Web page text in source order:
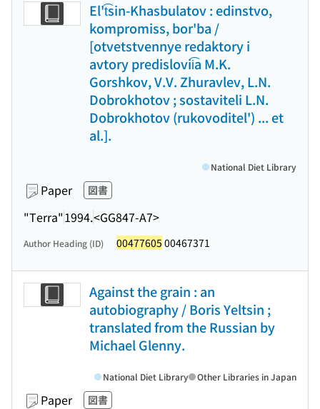
El't͡sin-Khasbulatov : edinstvo,
kompromiss, bor'ba /
[otvetstvennye redaktory i
avtory predislovii͡a M.K.
Gorshkov, V.V. Zhuravlev, L.N.
Dobrokhotov ; sostaviteli L.N.
Dobrokhotov (rukovoditel') ... et
al.].
Paper 図書
"Terra"1994.<GG847-A7>
National Diet Library
Author Heading (ID) 00477605 00467371
Against the grain : an
autobiography / Boris Yeltsin ;
translated from the Russian by
Michael Glenny.
Paper 図書
National Diet Library Other Libraries in Japan